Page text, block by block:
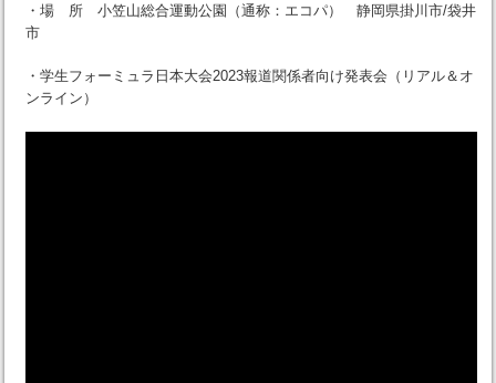
・場 所 小笠山総合運動公園（通称：エコパ） 静岡県掛川市/袋井
市
・学生フォーミュラ日本大会2023報道関係者向け発表会（リアル＆オ
ンライン）